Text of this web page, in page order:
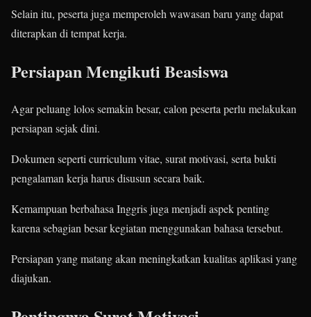
Selain itu, peserta juga memperoleh wawasan baru yang dapat
diterapkan di tempat kerja.
Persiapan Mengikuti Beasiswa
Agar peluang lolos semakin besar, calon peserta perlu melakukan
persiapan sejak dini.
Dokumen seperti curriculum vitae, surat motivasi, serta bukti
pengalaman kerja harus disusun secara baik.
Kemampuan berbahasa Inggris juga menjadi aspek penting
karena sebagian besar kegiatan menggunakan bahasa tersebut.
Persiapan yang matang akan meningkatkan kualitas aplikasi yang
diajukan.